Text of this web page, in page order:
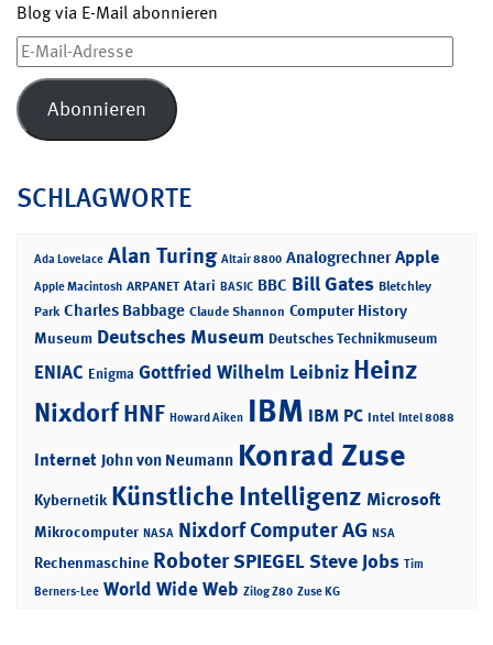
Blog via E-Mail abonnieren
E-
Mail-
Adresse
Abonnieren
SCHLAGWORTE
Ada Lovelace Alan Turing Altair 8800 Analogrechner Apple
Apple Macintosh ARPANET Atari BASIC BBC Bill Gates Bletchley
Park Charles Babbage Claude Shannon Computer History
Museum Deutsches Museum Deutsches Technikmuseum
ENIAC Enigma Gottfried Wilhelm Leibniz Heinz
NixdorfHNF Howard Aiken IBM IBM PC Intel Intel 8088
Internet John von Neumann Konrad Zuse
Kybernetik Künstliche Intelligenz Microsoft
Mikrocomputer NASA Nixdorf Computer AG NSA
Rechenmaschine RoboterSPIEGELSteve Jobs Tim
Berners-Lee World Wide Web Zilog Z80 Zuse KG